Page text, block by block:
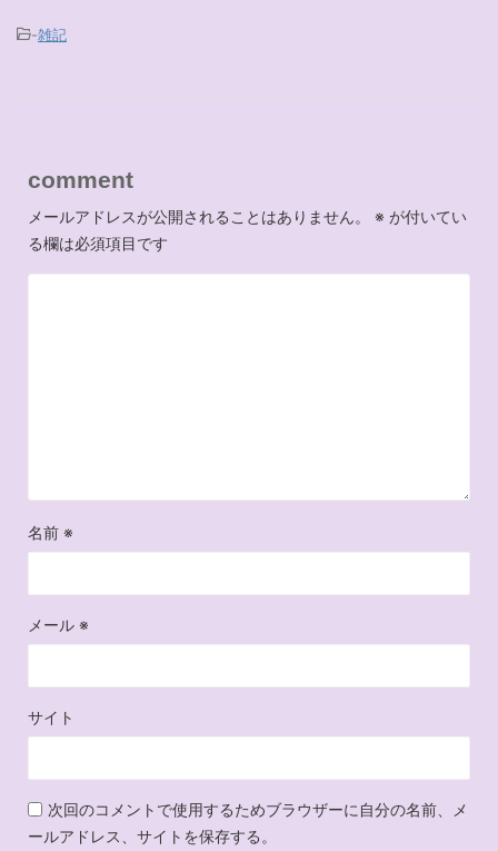
-雑記
comment
メールアドレスが公開されることはありません。 ※ が付いてい
る欄は必須項目です
名前 ※
メール ※
サイト
次回のコメントで使用するためブラウザーに自分の名前、メ
ールアドレス、サイトを保存する。